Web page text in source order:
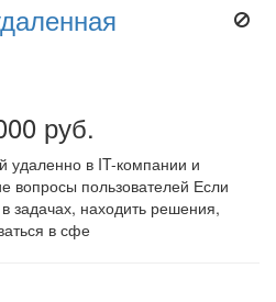
руб.
удаленно в IT-компании и
вопросы пользователей Если
задачах, находить решения,
в сфе